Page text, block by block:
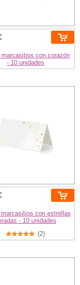
marcasitios con corazón
- 10 unidades
marcasitios con estrellas
- 10 unidades
(2)